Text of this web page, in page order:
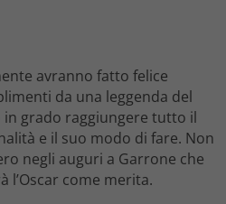
avranno fatto felice
da una leggenda del
grado raggiungere tutto il
e il suo modo di fare. Non
negli auguri a Garrone che
l’Oscar come merita.